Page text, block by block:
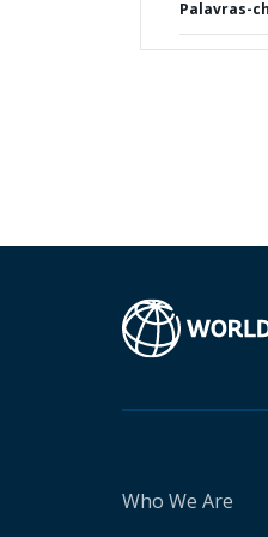
Palavras-
Who We Are